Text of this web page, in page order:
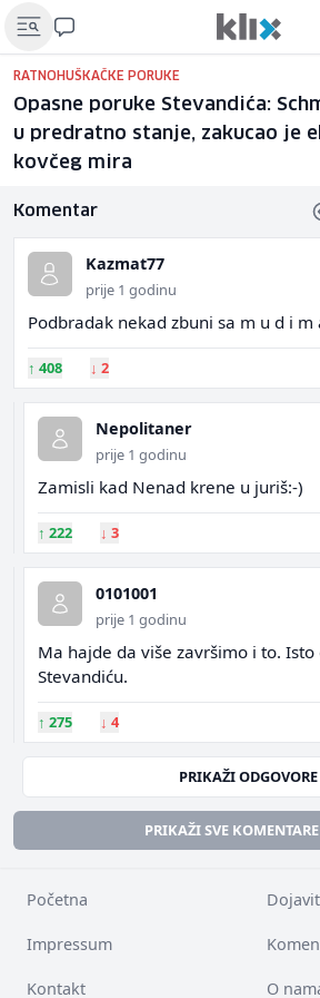
RATNOHUŠKAČKE PORUKE
Opasne poruke Stevandića:
u predratno stanje, zakucao je
kovčeg mira
Komentar
Kazmat77
prije 1 godinu
Podbradak nekad zbuni sa m u d i m
↑ 408 ↓ 2
Nepolitaner
prije 1 godinu
Zamisli kad Nenad krene u juriš:-)
↑ 222 ↓ 3
0101001
prije 1 godinu
Ma hajde da više završimo i to.
Stevandiću.
↑ 275 ↓ 4
PRIKAŽI
PRIKAŽI SVE
Početna
Impressum
Kontakt O